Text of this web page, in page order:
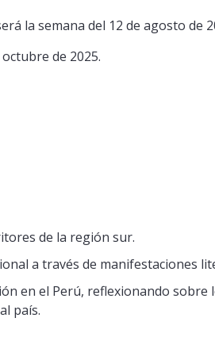
la semana del 12 de agosto de
de 2025.
de la región sur.
a través de manifestaciones
en el Perú, reflexionando
país.